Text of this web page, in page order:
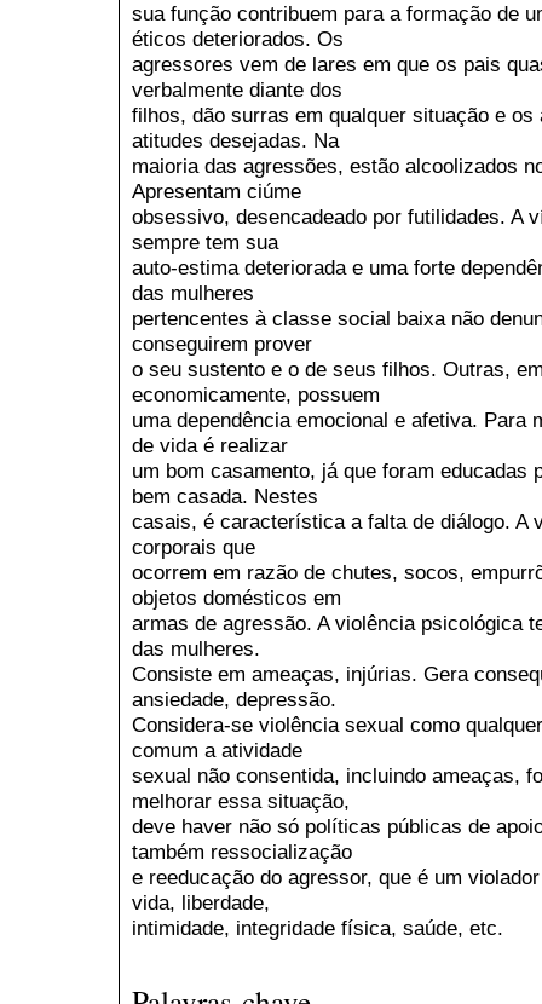
sua função contribuem para a formação de
éticos deteriorados. Os
agressores vem de lares em que os pais
verbalmente diante dos
filhos, dão surras em qualquer situação e
atitudes desejadas. Na
maioria das agressões, estão alcoolizados
Apresentam ciúme
obsessivo, desencadeado por futilidades. A
sempre tem sua
auto-estima deteriorada e uma forte
das mulheres
pertencentes à classe social baixa não
conseguirem prover
o seu sustento e o de seus filhos. Outras,
economicamente, possuem
uma dependência emocional e afetiva. Para
de vida é realizar
um bom casamento, já que foram educadas
bem casada. Nestes
casais, é característica a falta de diálogo. A
corporais que
ocorrem em razão de chutes, socos,
objetos domésticos em
armas de agressão. A violência psicológica
das mulheres.
Consiste em ameaças, injúrias. Gera
ansiedade, depressão.
Considera-se violência sexual como
comum a atividade
sexual não consentida, incluindo ameaças,
melhorar essa situação,
deve haver não só políticas públicas de
também ressocialização
e reeducação do agressor, que é um
vida, liberdade,
intimidade, integridade física, saúde, etc.